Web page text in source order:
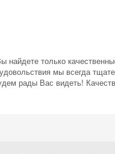
только
мы всегда
рады Вас видеть!